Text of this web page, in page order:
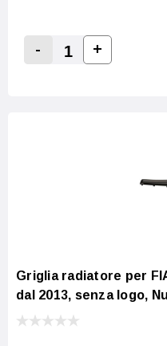
Decrease Quantity:
-
Increase
+
Griglia radiatore per
dal 2013, senza logo,